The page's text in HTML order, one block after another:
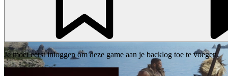
Je moet eerst inloggen om deze game aan je backlog toe te voegen.